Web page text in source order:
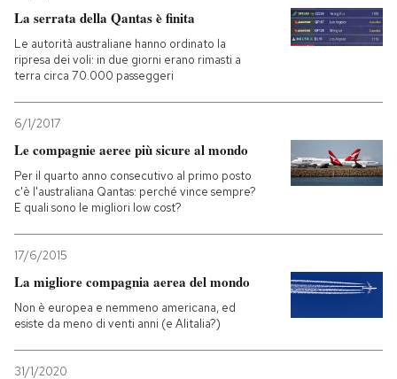
La serrata della Qantas è finita
Le autorità australiane hanno ordinato la
ripresa dei voli: in due giorni erano rimasti a
terra circa 70.000 passeggeri
6/1/2017
Le compagnie aeree più sicure al mondo
Per il quarto anno consecutivo al primo posto
c'è l'australiana Qantas: perché vince sempre?
E quali sono le migliori low cost?
17/6/2015
La migliore compagnia aerea del mondo
Non è europea e nemmeno americana, ed
esiste da meno di venti anni (e Alitalia?)
31/1/2020